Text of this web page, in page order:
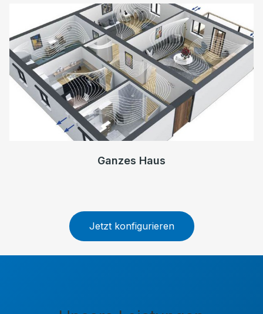
Ganzes Haus
Jetzt konfigurieren